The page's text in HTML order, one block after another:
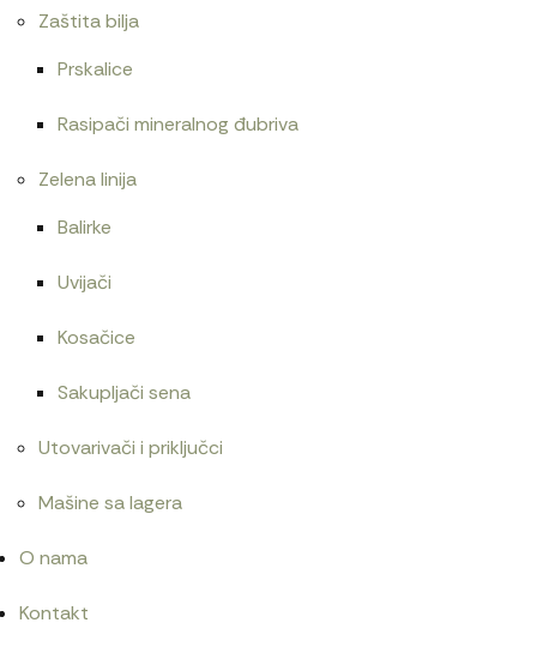
Zaštita bilja
Prskalice
Rasipači mineralnog đubriva
Zelena linija
Balirke
Uvijači
Kosačice
Sakupljači sena
Utovarivači i priključci
Mašine sa lagera
O nama
Kontakt